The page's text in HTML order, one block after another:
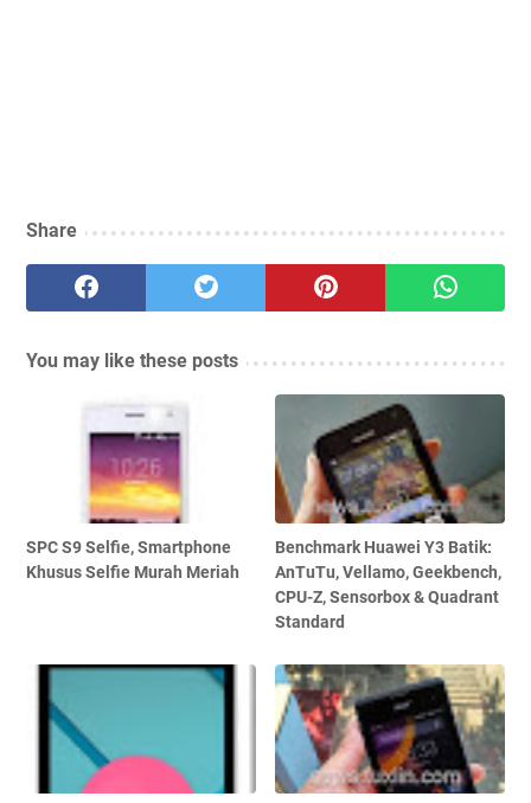
Share
You may like these posts
SPC S9 Selfie, Smartphone
Khusus Selfie Murah Meriah
Benchmark Huawei Y3 Batik:
AnTuTu, Vellamo, Geekbench,
CPU-Z, Sensorbox & Quadrant
Standard